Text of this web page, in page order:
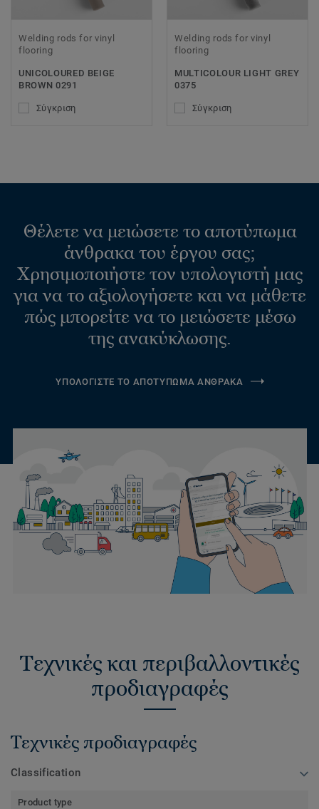
Welding rods for vinyl
flooring
UNICOLOURED BEIGE
BROWN 0291
Σύγκριση
Welding rods for vinyl
flooring
MULTICOLOUR LIGHT GREY
0375
Σύγκριση
Θέλετε να μειώσετε το αποτύπωμα
άνθρακα του έργου σας;
Χρησιμοποιήστε τον υπολογιστή μας
για να το αξιολογήσετε και να μάθετε
πώς μπορείτε να το μειώσετε μέσω
της ανακύκλωσης.
ΥΠΟΛΟΓΙΣΤΕ ΤΟ ΑΠΟΤΥΠΩΜΑ ΑΝΘΡΑΚΑ
Τεχνικές και περιβαλλοντικές
προδιαγραφές
Τεχνικές προδιαγραφές
Classification
Product type